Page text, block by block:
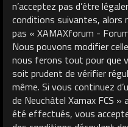
n’acceptez pas d’être
conditions suivantes, alors
pas « XAMAXforum -
Nous pouvons modifier
nous ferons tout pour que
soit prudent de vérifier
même. Si vous continuez
de Neuchâtel Xamax FCS
été effectués, vous